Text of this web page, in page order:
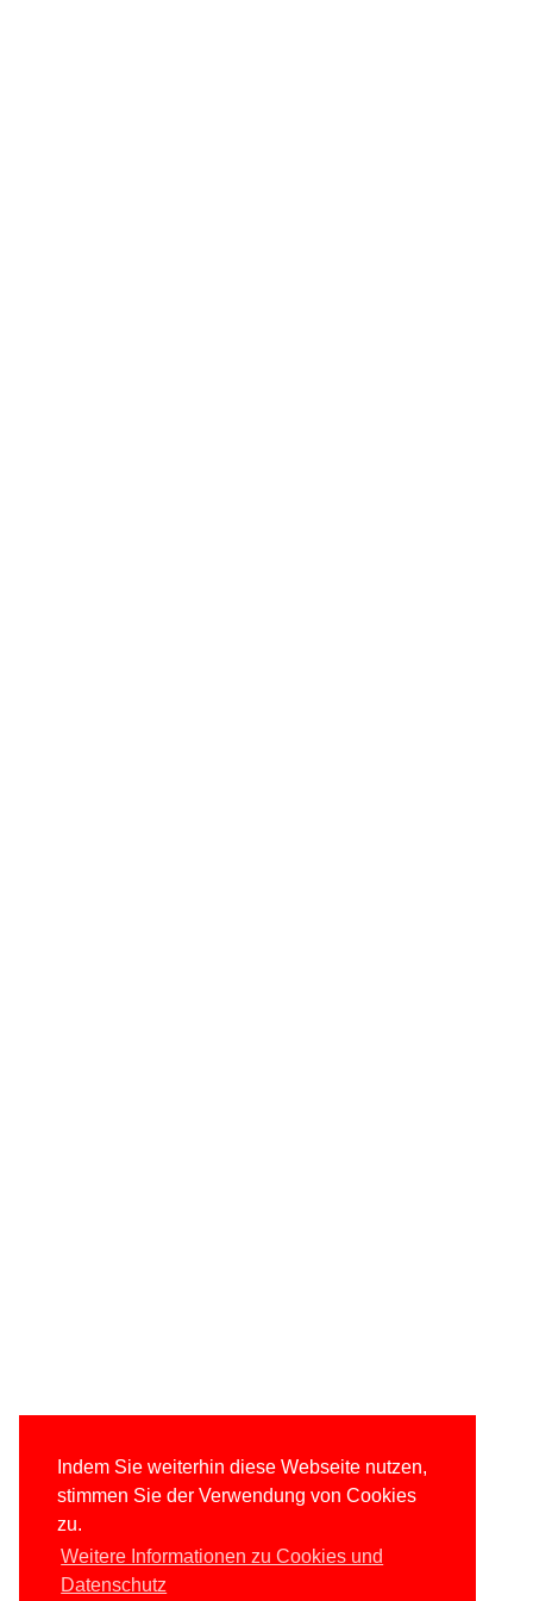
Indem Sie weiterhin diese Webseite nutzen,
stimmen Sie der Verwendung von Cookies
zu.
Weitere Informationen zu Cookies und
Datenschutz